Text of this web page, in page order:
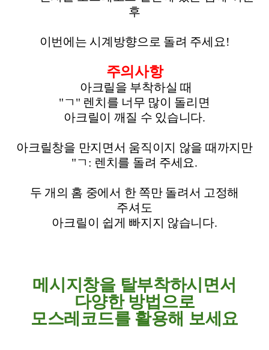
후
이번에는 시계방향으로 돌려 주세요!
주의사항
아크릴을 부착하실 때
"ㄱ" 렌치를 너무 많이 돌리면
아크릴이 깨질 수 있습니다.
아크릴창을 만지면서 움직이지 않을 때까지만
"ㄱ: 렌치를 돌려 주세요.
두 개의 홈 중에서 한 쪽만 돌려서 고정해
주셔도
아크릴이 쉽게 빠지지 않습니다.
메시지창을 탈부착하시면서
다양한 방법으로
모스레코드를 활용해 보세요